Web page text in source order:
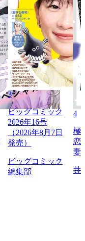
3
ビッグコミック
2026年16号
（2026年8月7日
発売）
ビッグコミック
編集部
4
極
恋
妻
井